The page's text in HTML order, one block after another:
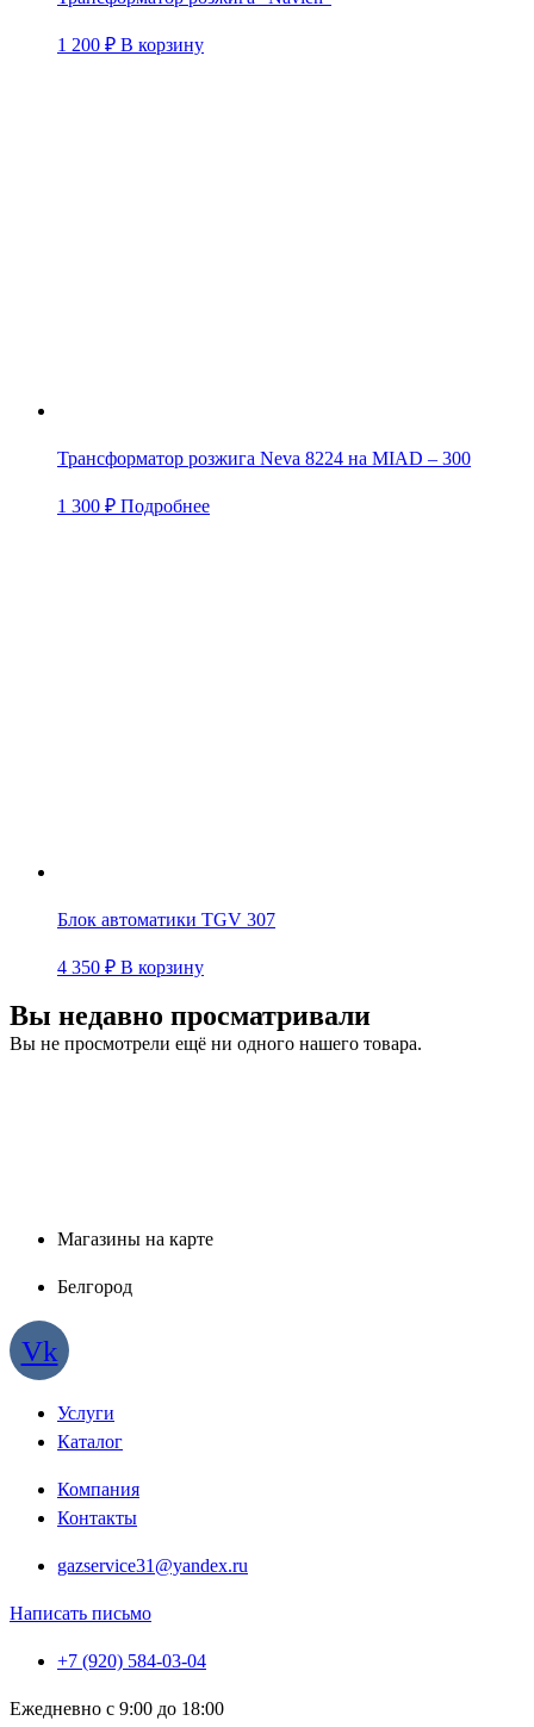
1 200 ₽ В корзину
Трансформатор розжига Neva 8224 на MIAD – 300
1 300 ₽ Подробнее
Блок автоматики TGV 307
4 350 ₽ В корзину
Вы недавно просматривали
Вы не просмотрели ещё ни одного нашего товара.
Магазины на карте
Белгород
Vk
Услуги
Каталог
Компания
Контакты
gazservice31@yandex.ru
Написать письмо
+7 (920) 584-03-04
Ежедневно с 9:00 до 18:00